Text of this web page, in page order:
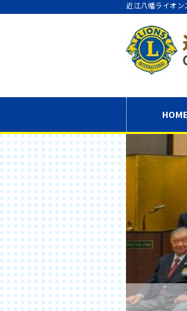
近江八幡ライオ
HOME